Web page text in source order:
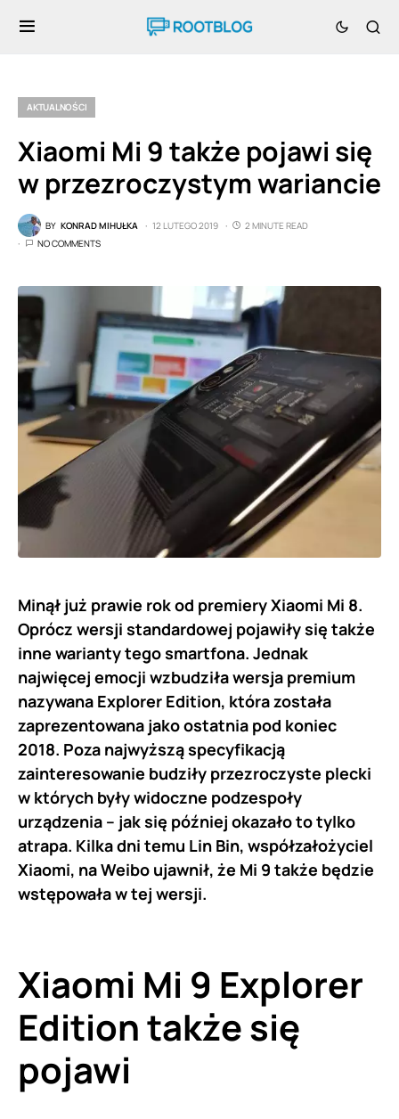
AKTUALNOŚCI
Xiaomi Mi 9 także pojawi się
w przezroczystym wariancie
BY KONRAD MIHUŁKA 12 LUTEGO 2019
2 MINUTE READ
NO COMMENTS
Minął już prawie rok od premiery Xiaomi Mi 8.
Oprócz wersji standardowej pojawiły się także
inne warianty tego smartfona. Jednak
najwięcej emocji wzbudziła wersja premium
nazywana Explorer Edition, która została
zaprezentowana jako ostatnia pod koniec
2018. Poza najwyższą specyfikacją
zainteresowanie budziły przezroczyste plecki
w których były widoczne podzespoły
urządzenia – jak się później okazało to tylko
atrapa. Kilka dni temu Lin Bin, współzałożyciel
Xiaomi, na Weibo ujawnił, że Mi 9 także będzie
wstępowała w tej wersji.
Xiaomi Mi 9 Explorer
Edition także się
pojawi